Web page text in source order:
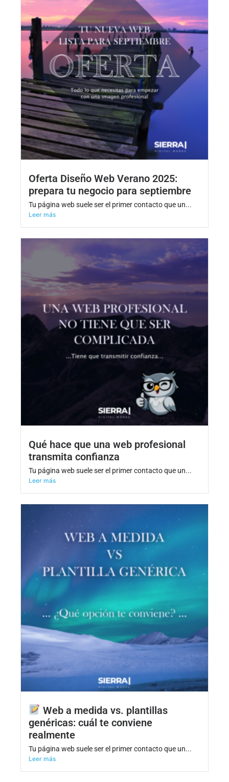
Oferta Diseño Web Verano 2025:
prepara tu negocio para septiembre
Tu página web suele ser el primer contacto que un...
Leer más
Qué hace que una web profesional
transmita confianza
Tu página web suele ser el primer contacto que un...
Leer más
Web a medida vs. plantillas
genéricas: cuál te conviene
realmente
Tu página web suele ser el primer contacto que un...
Leer más